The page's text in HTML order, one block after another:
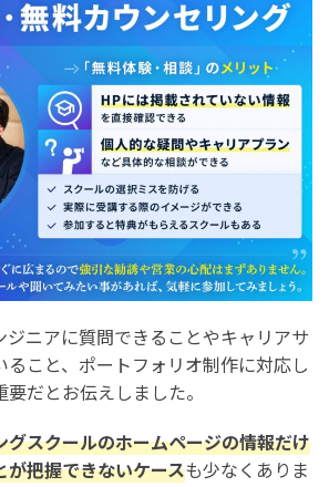
ジニアに質問できることやキャリアサ
ること、ポートフォリオ制作に対応し
だとお伝えしました。
グスクールのホームページの情報だけ
が把握できないケースも少なくありま